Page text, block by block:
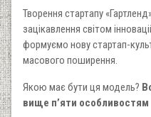
Творення стартапу
зацікавлення світом
формуємо нову стартап-
масового поширення.
Якою має бути ця модель?
вище п’яти особливостям